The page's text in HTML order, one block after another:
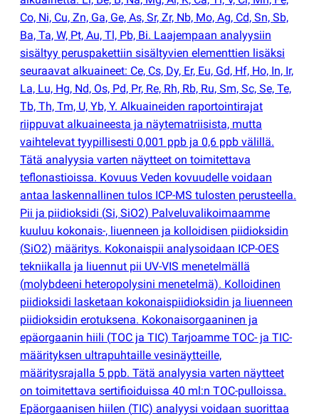
Co, Ni, Cu, Zn, Ga, Ge, As, Sr, Zr, Nb, Mo, Ag, Cd, Sn, Sb,
Ba, Ta, W, Pt, Au, Tl, Pb, Bi. Laajempaan analyysiin
sisältyy peruspakettiin sisältyvien elementtien lisäksi
seuraavat alkuaineet: Ce, Cs, Dy, Er, Eu, Gd, Hf, Ho, In, Ir,
La, Lu, Hg, Nd, Os, Pd, Pr, Re, Rh, Rb, Ru, Sm, Sc, Se, Te,
Tb, Th, Tm, U, Yb, Y. Alkuaineiden raportointirajat
riippuvat alkuaineesta ja näytematriisista, mutta
vaihtelevat tyypillisesti 0,001 ppb ja 0,6 ppb välillä.
Tätä analyysia varten näytteet on toimitettava
teflonastioissa. Kovuus Veden kovuudelle voidaan
antaa laskennallinen tulos ICP-MS tulosten perusteella.
Pii ja piidioksidi (Si, SiO2) Palveluvalikoimaamme
kuuluu kokonais-, liuenneen ja kolloidisen piidioksidin
(SiO2) määritys. Kokonaispii analysoidaan ICP-OES
tekniikalla ja liuennut pii UV-VIS menetelmällä
(molybdeeni heteropolysini menetelmä). Kolloidinen
piidioksidi lasketaan kokonaispiidioksidin ja liuenneen
piidioksidin erotuksena. Kokonaisorgaaninen ja
epäorgaanin hiili (TOC ja TIC) Tarjoamme TOC- ja TIC-
määrityksen ultrapuhtaille vesinäytteille,
määritysrajalla 5 ppb. Tätä analyysia varten näytteet
on toimitettava sertifioiduissa 40 ml:n TOC-pulloissa.
Epäorgaanisen hiilen (TIC) analyysi voidaan suorittaa